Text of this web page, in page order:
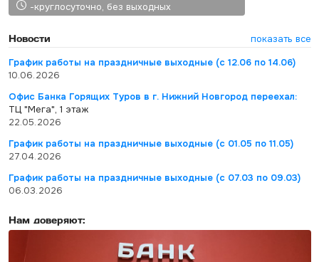
-круглосуточно, без выходных
Новости
показать все
График работы на праздничные выходные (с 12.06 по 14.06)
10.06.2026
Офис Банка Горящих Туров в г. Нижний Новгород переехал:
ТЦ "Мега", 1 этаж
22.05.2026
График работы на праздничные выходные (с 01.05 по 11.05)
27.04.2026
График работы на праздничные выходные (с 07.03 по 09.03)
06.03.2026
Нам доверяют: